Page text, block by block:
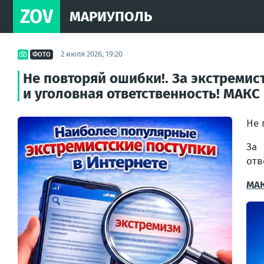
ZOV МАРИУПОЛЬ
ФОТО 2 июля 2026, 19:20
Не повторяй ошибки!. За
и уголовная ответственность!
Не
За